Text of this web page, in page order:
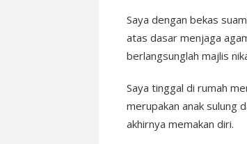
Saya dengan bekas
atas dasar menjaga
berlangsunglah majlis
Saya tinggal di rumah
merupakan anak sulung
akhirnya memakan diri.